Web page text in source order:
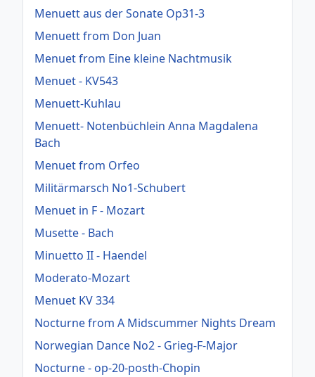
Menuett aus der Sonate Op31-3
Menuett from Don Juan
Menuet from Eine kleine Nachtmusik
Menuet - KV543
Menuett-Kuhlau
Menuett- Notenbüchlein Anna Magdalena
Bach
Menuet from Orfeo
Militärmarsch No1-Schubert
Menuet in F - Mozart
Musette - Bach
Minuetto II - Haendel
Moderato-Mozart
Menuet KV 334
Nocturne from A Midscummer Nights Dream
Norwegian Dance No2 - Grieg-F-Major
Nocturne - op-20-posth-Chopin